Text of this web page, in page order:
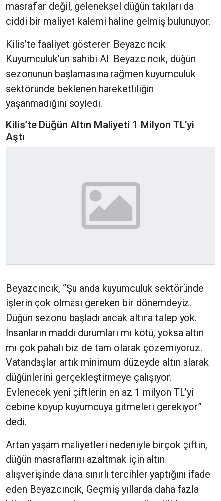
masraflar değil, geleneksel düğün takıları da
ciddi bir maliyet kalemi haline gelmiş bulunuyor.
Kilis’te faaliyet gösteren Beyazcıncık
Kuyumculuk’un sahibi Ali Beyazcıncık, düğün
sezonunun başlamasına rağmen kuyumculuk
sektöründe beklenen hareketliliğin
yaşanmadığını söyledi.
Kilis’te Düğün Altın Maliyeti 1 Milyon TL’yi
Aştı
Beyazcıncık, “Şu anda kuyumculuk sektöründe
işlerin çok olması gereken bir dönemdeyiz.
Düğün sezonu başladı ancak altına talep yok.
İnsanların maddi durumları mı kötü, yoksa altın
mı çok pahalı biz de tam olarak çözemiyoruz.
Vatandaşlar artık minimum düzeyde altın alarak
düğünlerini gerçekleştirmeye çalışıyor.
Evlenecek yeni çiftlerin en az 1 milyon TL’yi
cebine koyup kuyumcuya gitmeleri gerekiyor”
dedi.
Artan yaşam maliyetleri nedeniyle birçok çiftin,
düğün masraflarını azaltmak için altın
alışverişinde daha sınırlı tercihler yaptığını ifade
eden Beyazcıncık, Geçmiş yıllarda daha fazla